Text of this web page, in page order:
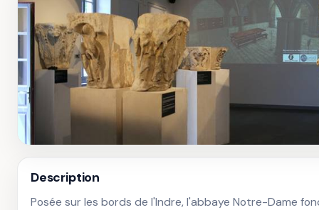
Description
Posée sur les bords de l'Indre, l'abbaye Notre-Dame